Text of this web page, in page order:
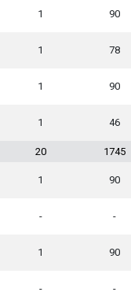
1 90
1 78
1 90
1 46
20 1745
1 90
- -
1 90
- -